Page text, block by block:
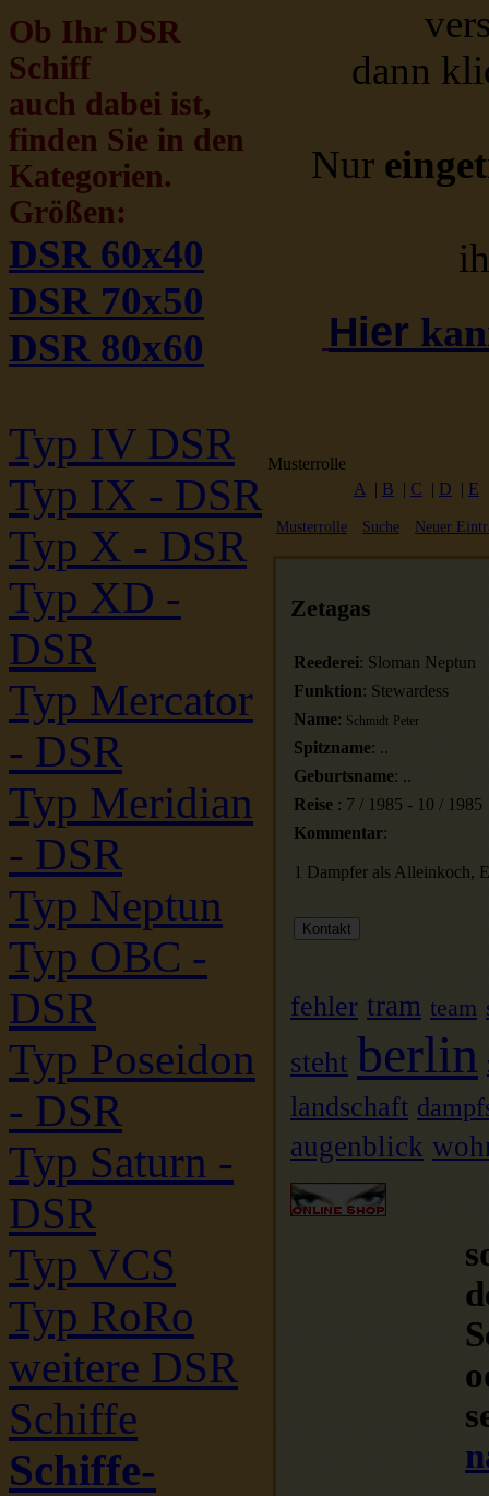
Ob Ihr DSR
Schiff
auch dabei ist,
finden Sie in den
Kategorien.
Größen:
DSR 60x40
DSR 70x50
DSR 80x60
Typ IV DSR
Typ IX - DSR
Typ X - DSR
Typ XD -
DSR
Typ Mercator
- DSR
Typ Meridian
- DSR
Typ Neptun
Typ OBC -
DSR
Typ Poseidon
- DSR
Typ Saturn -
DSR
Typ VCS
Typ RoRo
weitere DSR
Schiffe
Schiffe-
dann
Nur
Hier
Musterrolle
A | B | C | D | E
Musterrolle Suche Neuer
Zetagas
Reederei: Sloman Neptun
Funktion: Stewardess
Name: Schmidt Peter
Spitzname: ..
Geburtsname: ..
Reise : 7 / 1985 - 10 / 1985
Kommentar:
1 Dampfer als Alleinkoch,
fehler tram team
steht berlin
landschaft
augenblick